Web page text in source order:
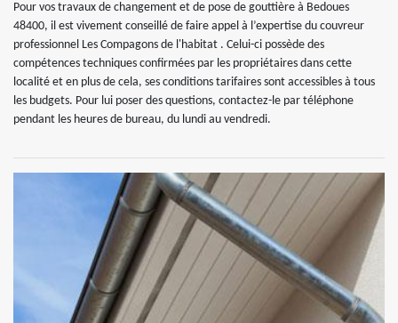
Pour vos travaux de changement et de pose de gouttière à Bedoues
48400, il est vivement conseillé de faire appel à l’expertise du couvreur
professionnel Les Compagons de l'habitat . Celui-ci possède des
compétences techniques confirmées par les propriétaires dans cette
localité et en plus de cela, ses conditions tarifaires sont accessibles à tous
les budgets. Pour lui poser des questions, contactez-le par téléphone
pendant les heures de bureau, du lundi au vendredi.